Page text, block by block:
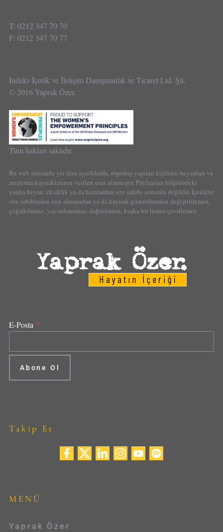
T: 0212 347 70 70
F: 0212 347 70 77
İndeks İçerik ve İletişim Danışmanlık ve Ticaret Ltd. Şti.
© 2016 Yaprak Özer.
Tüm hakları saklıdır.
Bu web sitesinde yer alan içeriklerde, röportaj yapılan kişilerin beyanları ve
araştırma kaynaklarının verileri esas alınmıştır. Paylaşılan bilgilerdeki
yanlış beyan, eksiklik ya da hatalardan site sahibi sorumlu değildir. İçerikler
site sahibinden izin alınmadan ya da kaynak gösterilmeden değiştirilemez,
çoğaltılamaz, yayımlanamaz, dağıtılamaz, başka bir lisana çevrilemez.
E-Posta *
Takip Et
MENÜ
Yaprak Özer